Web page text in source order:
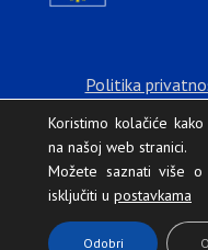
Politika
Koristimo kolačiće
na našoj web stranici.
Možete saznati više
isključiti u postavkama
.
Odobri